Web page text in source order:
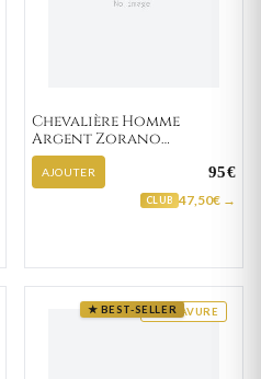
Chevalière Homme
Argent Zorano
Zirconium
AJOUTER 95€
CLUB 47,50€ →
GRAVURE
★ BEST-SELLER